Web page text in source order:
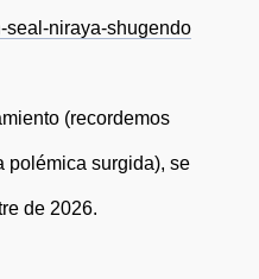
seal-niraya-shugendo
(recordemos
polémica surgida), se
de 2026.